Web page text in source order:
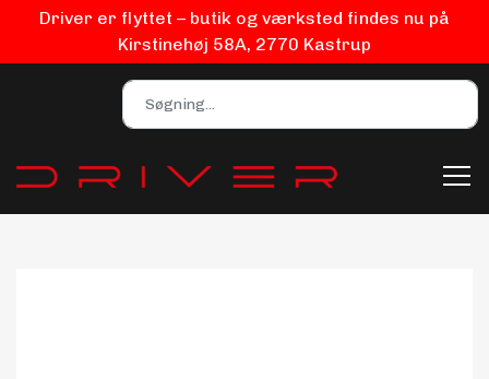
Driver er flyttet – butik og værksted findes nu på
Kirstinehøj 58A, 2770 Kastrup